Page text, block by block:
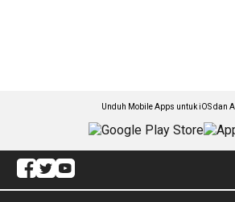
Unduh Mobile Apps untuk iOS dan